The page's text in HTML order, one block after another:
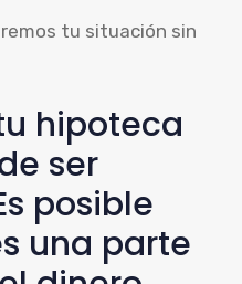
tu situación sin
hipoteca
ser
posible
una parte